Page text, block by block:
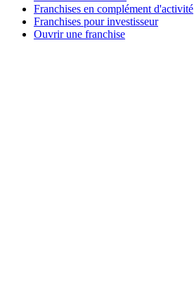
Franchises en complément d'activité
Franchises pour investisseur
Ouvrir une franchise